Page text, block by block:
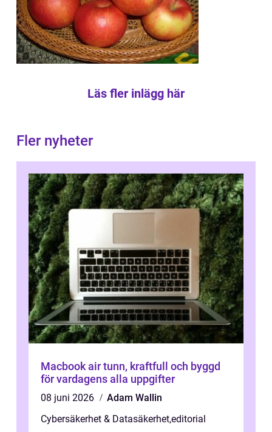
Läs fler inlägg här
Fler nyheter
Macbook air tunn, kraftfull och byggd
för vardagens alla uppgifter
08 juni 2026
Adam Wallin
Cybersäkerhet & Datasäkerhet,editorial